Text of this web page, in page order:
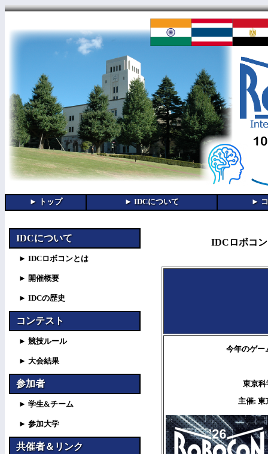
IDCについて
► IDCロボコンとは
► 開催概要
► IDCの歴史
コンテスト
► 競技ルール
► 大会結果
参加者
► 学生&チーム
► 参加大学
共催者＆リンク
IDCロボコ
今年のゲー
東京
主催: 東